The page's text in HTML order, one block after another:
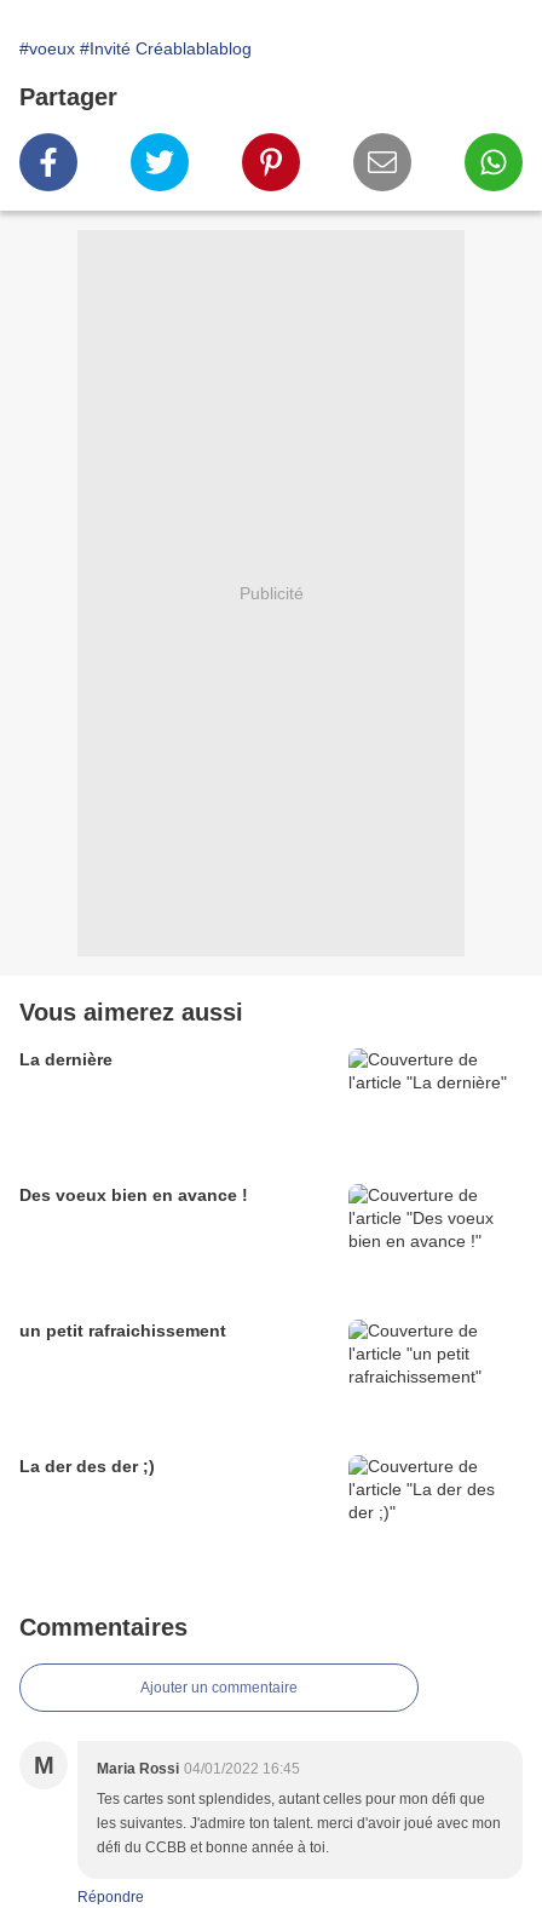
#voeux #Invité Créablablablog
Partager
Publicité
Vous aimerez aussi
La dernière
Des voeux bien en avance !
un petit rafraichissement
La der des der ;)
Commentaires
Ajouter un commentaire
M Maria Rossi 04/01/2022 16:45
Tes cartes sont splendides, autant celles pour mon défi que
les suivantes. J'admire ton talent. merci d'avoir joué avec mon
défi du CCBB et bonne année à toi.
Répondre